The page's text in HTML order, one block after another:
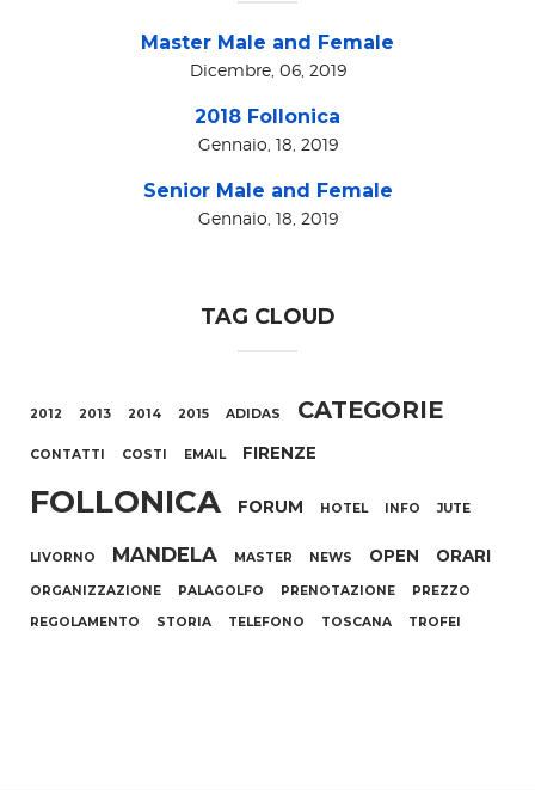
Master Male and Female
Dicembre, 06, 2019
2018 Follonica
Gennaio, 18, 2019
Senior Male and Female
Gennaio, 18, 2019
TAG CLOUD
2012 2013 2014 2015 ADIDAS CATEGORIE
CONTATTI COSTI EMAIL FIRENZE
FOLLONICA FORUM HOTEL INFO JUTE
LIVORNO MANDELA MASTER NEWS OPEN ORARI
ORGANIZZAZIONE PALAGOLFO PRENOTAZIONE
PREZZO
REGOLAMENTO
STORIA TELEFONO TOSCANA TROFEI